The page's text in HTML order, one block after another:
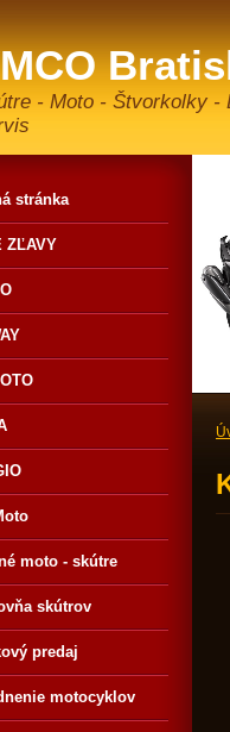
- Moto - Štvorkolky -
stránka
ZĽAVY
moto - skútre
skútrov
predaj
motocyklov